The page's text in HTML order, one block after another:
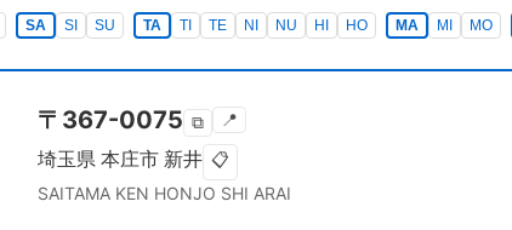
SA SI SU TA TI TE NI NU HI HO MA MI MO
〒 367-0075 ⧉ 📍
埼玉県 本庄市 新井 📋
SAITAMA KEN HONJO SHI ARAI